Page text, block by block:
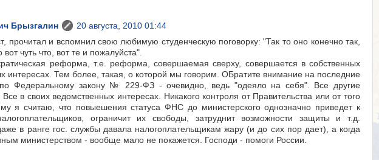
Брызгалин
20 августа, 2010 01:44
прочитал и вспомнил свою любимую студенческую поговорку: "Так то оно конечно так,
чуть что, вот те и пожалуйста".
реформа, т.е. реформа, совершаемая сверху, совершается в собственных
интересах. Тем более, такая, о которой мы говорим. ОБратите внимание на последние
Федеральному закону № 229-ФЗ - очевидно, ведь "одеяло на себя". Все другие
в своих ведомственных интересах. Никакого контроля от Правительства или от того
я считаю, что повыешения статуса ФНС до министерского однозначно приведет к
ограничит их свободы, затруднит возможности защиты и т.д.
в ранге гос. службы давала налогоплательщикам жару (и до сих пор дает), а когда
министерством - вообще мало не покажется. Господи - помоги России.